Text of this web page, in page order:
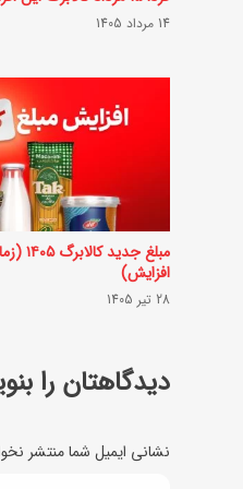
ا
ا
گ
و
ا
ر
ف
ا
ج
14 مرداد 1405
مبلغ
افزایش)
28 تیر 1405
دیدگاهتان را
نشانی ایمیل شما منتشر